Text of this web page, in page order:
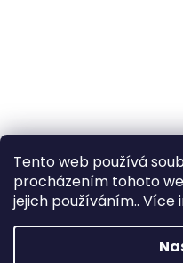
Tento web používá
procházením tohoto
jejich používáním..